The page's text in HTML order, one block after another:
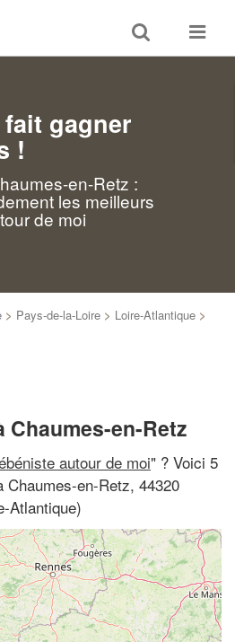
Toggle
search
Toggle
gagner
!
en-Retz :
les meilleurs
de moi
> Pays-de-la-Loire > Loire-Atlantique >
Chaumes-en-Retz
autour de moi" ? Voici 5
en-Retz, 44320
Atlantique)